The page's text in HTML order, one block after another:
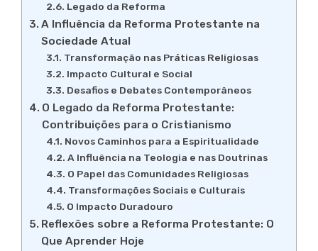
Legado da Reforma
A Influência da Reforma Protestante na
Sociedade Atual
Transformação nas Práticas Religiosas
Impacto Cultural e Social
Desafios e Debates Contemporâneos
O Legado da Reforma Protestante:
Contribuições para o Cristianismo
Novos Caminhos para a Espiritualidade
A Influência na Teologia e nas Doutrinas
O Papel das Comunidades Religiosas
Transformações Sociais e Culturais
O Impacto Duradouro
Reflexões sobre a Reforma Protestante: O
Que Aprender Hoje